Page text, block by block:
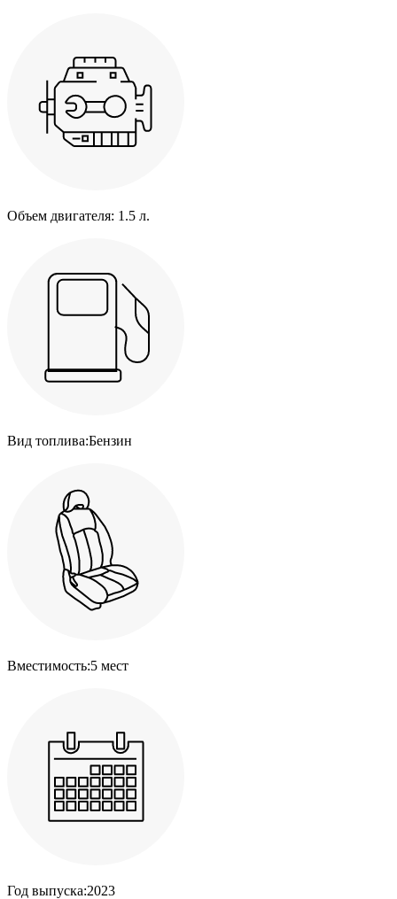
Объем двигателя: 1.5 л.
Вид топлива:Бензин
Вместимость:5 мест
Год выпуска:2023